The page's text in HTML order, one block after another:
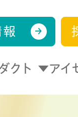
クト アイ